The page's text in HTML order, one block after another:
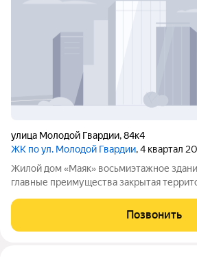
улица Молодой Гвардии,84к4
ЖК по ул. Молодой Гвардии, 4 квартал
Жилой дом «Маяк» восьмиэтажное здание бизнескласса. Его
главные преимущества закрытая территория и подземная
38квартир. Компактность комплекса
дружелюбную атмосферу и
Позвонить